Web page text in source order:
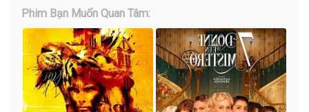
Phim Bạn Muốn Quan Tâm: